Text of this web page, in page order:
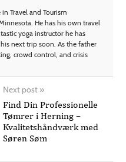
Travel and Tourism
He has his own travel
yoga instructor he has
next trip soon. As the father
crowd control, and crisis
Next post »
Find Din Professionelle
Tømrer i Herning –
Kvalitetshåndværk med
Søren Søm